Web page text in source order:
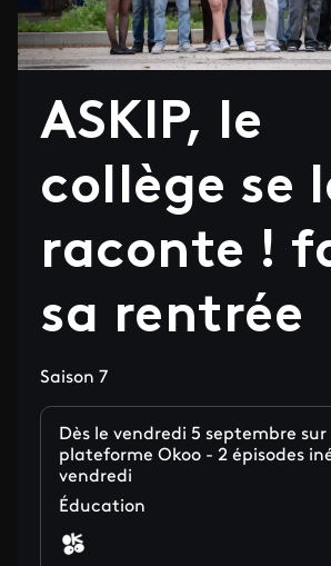
ASKIP, le
collège se
raconte !
sa rentrée
Saison 7
Dès le vendredi 5 septembre sur
plateforme Okoo - 2 épisodes
vendredi
Éducation